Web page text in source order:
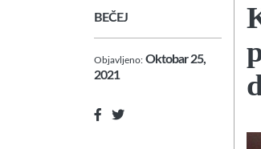
BEČEJ
Objavljeno: Oktobar 25,
2021